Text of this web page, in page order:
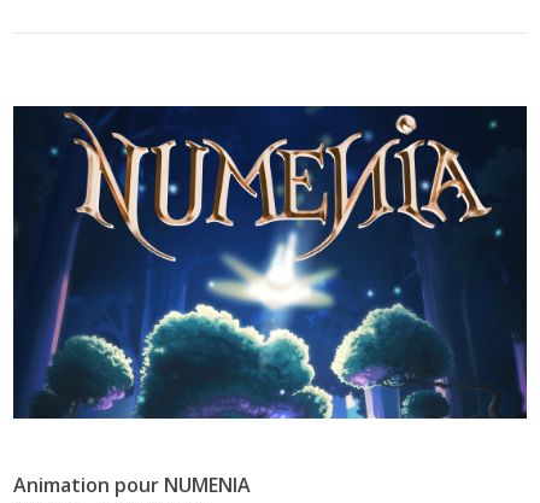
Animation pour NUMENIA